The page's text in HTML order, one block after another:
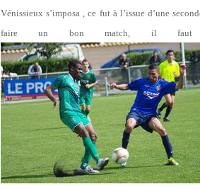
Vénissieux s’imposa , ce fut à l’issue d’une
faire un bon match, il